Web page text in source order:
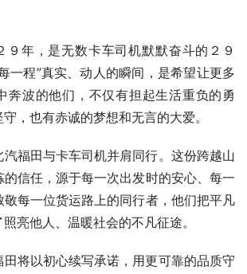
９年，是无数卡车司机默默奋斗的２９
一程”真实、动人的瞬间，是希望让更多
奔波的他们，不仅有担起生活重负的勇
，也有赤诚的梦想和无言的大爱。
汽福田与卡车司机并肩同行。这份跨越山
信任，源于每一次出发时的安心、每一
敬每一位货运路上的同行者，他们把平凡
亮他人、温暖社会的不凡征途。
将以初心续写承诺，用更可靠的品质守